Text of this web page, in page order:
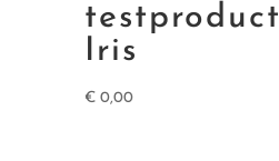
testproduct
Iris
€0,00